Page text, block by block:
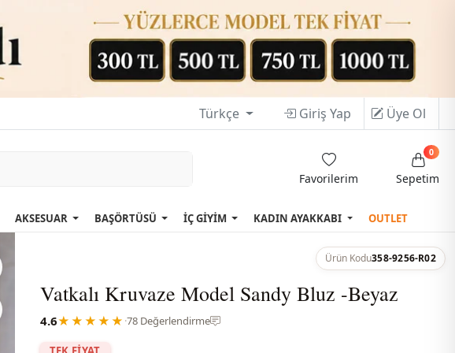
Türkçe Giriş Yap Üye Ol
Favorilerim Sepetim
0
AKSESUAR BAŞÖRTÜSÜ İÇ GİYİM KADIN AYAKKABI OUTLET
Ürün Kodu358-9256-R02
Vatkalı Kruvaze Model Sandy Bluz -Beyaz
4.6★★★★★ ·78 Değerlendirme